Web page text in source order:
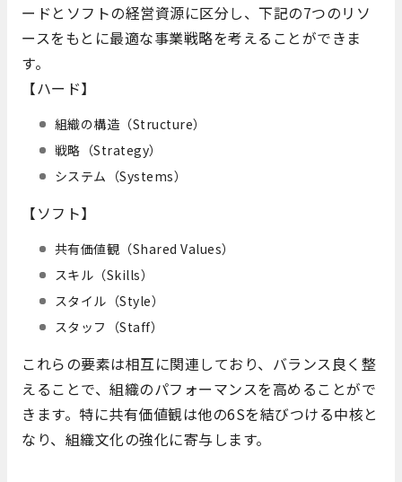
ードとソフトの経営資源に区分し、下記の7つのリソ
ースをもとに最適な事業戦略を考えることができま
す。
【ハード】
組織の構造（Structure）
戦略（Strategy）
システム（Systems）
【ソフト】
共有価値観（Shared Values）
スキル（Skills）
スタイル（Style）
スタッフ（Staff）
これらの要素は相互に関連しており、バランス良く整
えることで、組織のパフォーマンスを高めることがで
きます。特に共有価値観は他の6Sを結びつける中核と
なり、組織文化の強化に寄与します。